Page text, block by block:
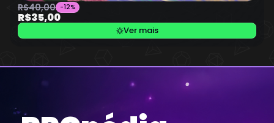
R$40,00 -12%
R$35,00
Ver mais